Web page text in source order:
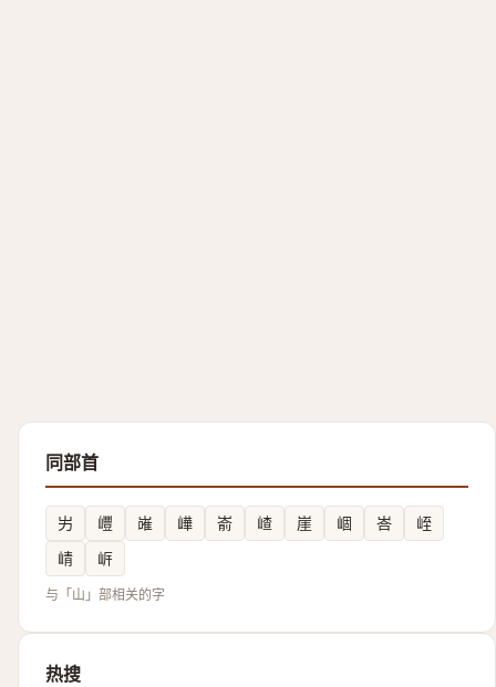
同部首
屴 㠦 嶉 㠏 嵛 嵖 崖 崓 峇
峌
崝
㟁
与「山」部相关的字
热搜